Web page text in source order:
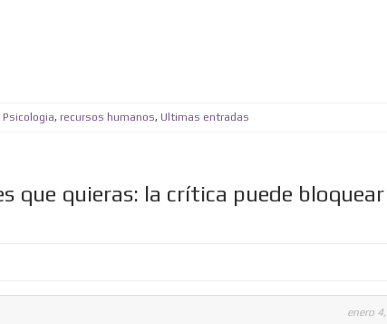
Psicologia, recursos humanos, Ultimas entradas
que quieras: la crítica puede bloquear
enero